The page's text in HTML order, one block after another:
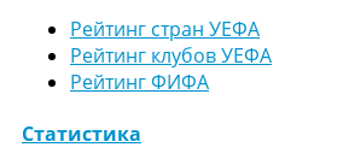
Рейтинг стран УЕФА
Рейтинг клубов УЕФА
Рейтинг ФИФА
Статистика